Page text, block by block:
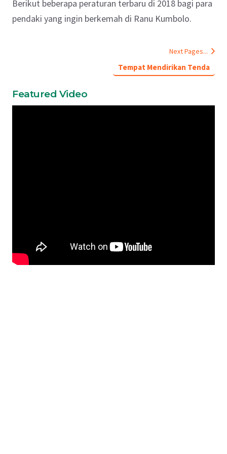
Berikut beberapa peraturan terbaru di 2018 bagi para
pendaki yang ingin berkemah di Ranu Kumbolo.
Next Pages...
Tempat Mendirikan Tenda
Featured Video